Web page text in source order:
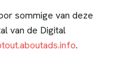
sommige van deze
van de Digital
.